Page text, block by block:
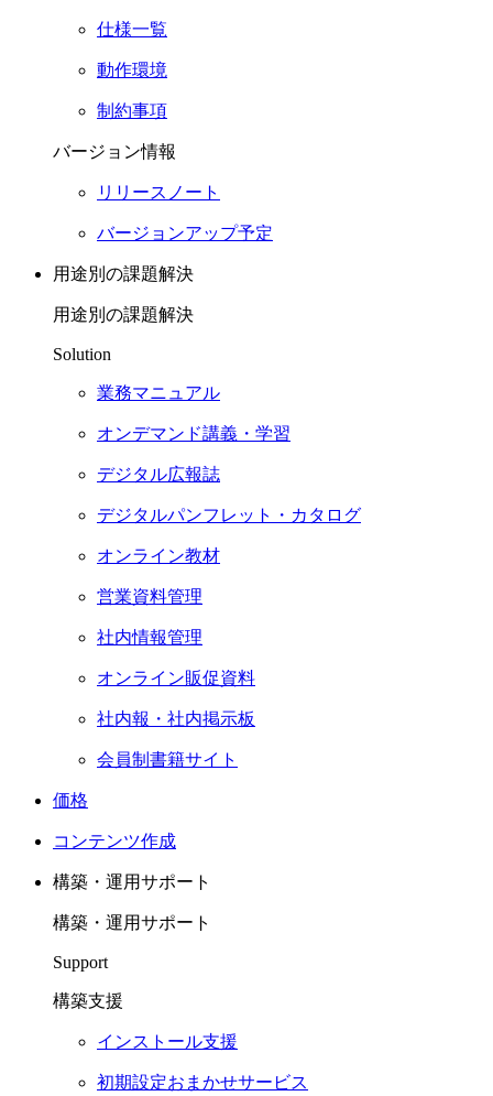
仕様一覧
動作環境
制約事項
バージョン情報
リリースノート
バージョンアップ予定
用途別の課題解決
用途別の課題解決
Solution
業務マニュアル
オンデマンド講義・学習
デジタル広報誌
デジタルパンフレット・カタログ
オンライン教材
営業資料管理
社内情報管理
オンライン販促資料
社内報・社内掲示板
会員制書籍サイト
価格
コンテンツ作成
構築・運用サポート
構築・運用サポート
Support
構築支援
インストール支援
初期設定おまかせサービス